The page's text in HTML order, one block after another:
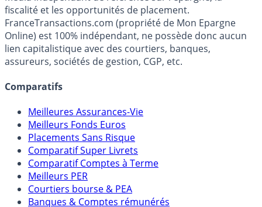
Premier guide épargne de France, en ligne depuis 2001.
Média indépendant de référence sur l'épargne, la
fiscalité et les opportunités de placement.
FranceTransactions.com (propriété de Mon Epargne
Online) est 100% indépendant, ne possède donc aucun
assureurs, sociétés de gestion, CGP, etc.
Comparatifs
Meilleures Assurances-Vie
Meilleurs Fonds Euros
Placements Sans Risque
Comparatif Super Livrets
Comparatif Comptes à Terme
Meilleurs PER